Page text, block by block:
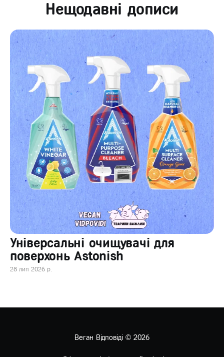
Нещодавні дописи
Універсальні очищувачі для
поверхонь Astonish
28 лип 2026 р.
Веган Відповіді© 2026